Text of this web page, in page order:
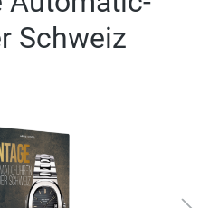
Schweiz